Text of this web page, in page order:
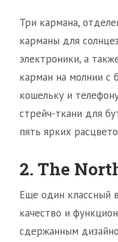
Три кармана,
карманы для
электроники, а
карман на молнии с
кошельку и
стрейч-ткани для
пять ярких
2. The
Еще один классный
качество и
сдержанным